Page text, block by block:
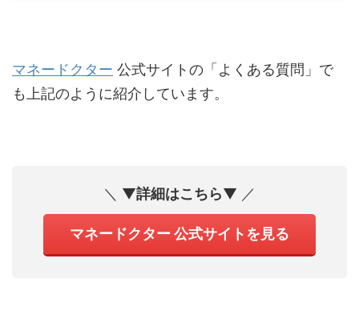
マネードクター 公式サイトの「よくある質問」で
も上記のように紹介しています。
＼ ▼詳細はこちら▼ ／
マネードクター 公式サイトを見る